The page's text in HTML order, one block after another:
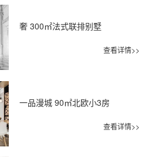
奢 300㎡法式联排别墅
查看详情>>
一品漫城 90㎡北欧小3房
查看详情>>